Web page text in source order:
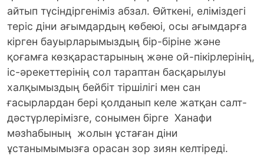
айтып түсіндіргеніміз абзал. Өйткені, еліміздегі
теріс діни ағымдардың көбеюі, осы ағымдарға
кірген бауырларымыздың бір-біріне және
қоғамға көзқарастарының және ой-пікірлерінің,
іс-әрекеттерінің сол тараптан басқарылуы
халқымыздың бейбіт тіршілігі мен сан
ғасырлардан бері қолданып келе жатқан салт-
дәстүрлерімізге, сонымен бірге Ханафи
мәзһабының жолын ұстаған діни
ұстанымымызға орасан зор зиян келтіреді.